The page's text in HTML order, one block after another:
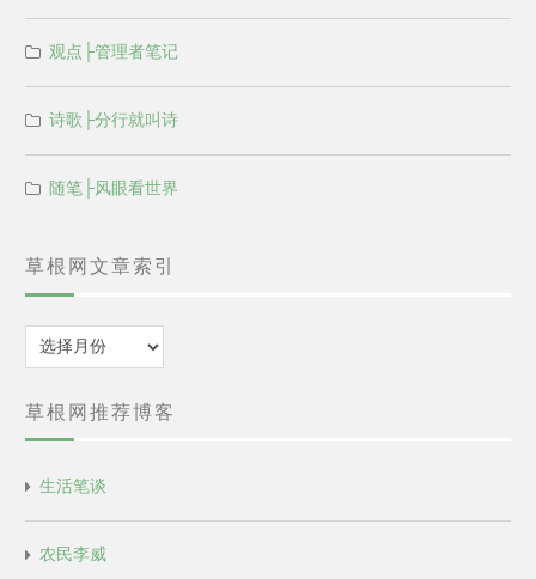
观点├管理者笔记
诗歌├分行就叫诗
随笔├风眼看世界
草根网文章索引
归
档
草根网推荐博客
生活笔谈
农民李威